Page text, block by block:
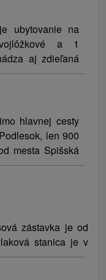
Počas letných
k dispozícií aj
na varenie
WiFi
zabezpečené
a polohou je
na strávenie
v blízkosti
aktívneho
po okolí i za
Spišský
ale aj do
stojí termálne
Aquacity v
ubytovanie na
a 1
aj zdieľaná
umývadlo). Na
gaučom,
kúpeľňa so
a uterákmi a
hostí je možnosť
stoličky.
(8 lôžok, 2
hlavnej cesty
len 900
mesta Spišská
a kultúrnymi
a 17 km od
zástavka je od
stanica je v